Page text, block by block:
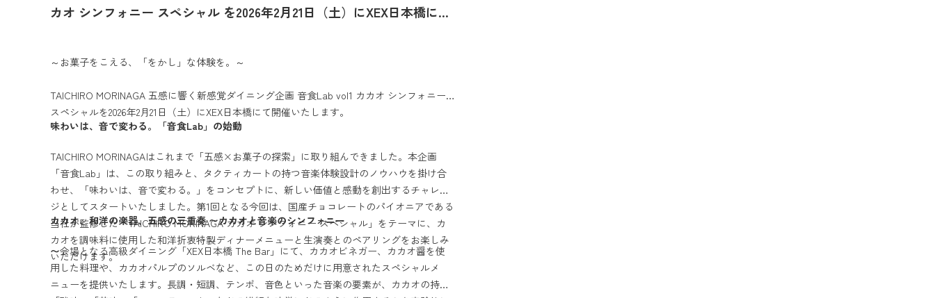
カオ シンフォニー スペシャル を2026年2月21日（土）にXEX日本橋にて
～お菓子をこえる、「をかし」な体験を。～
TAICHIRO MORINAGA 五感に響く新感覚ダイニング企画 音食Lab vol1 カカオ シンフォニー
スペシャルを2026年2月21日（土）にXEX日本橋にて開催いたします。
味わいは、音で変わる。「音食Lab」の始動
TAICHIRO MORINAGAはこれまで「五感×お菓子の探索」に取り組んできました。本企画
「音食Lab」は、この取り組みと、タクティカートの持つ音楽体験設計のノウハウを掛け合
わせ、「味わいは、音で変わる。」をコンセプトに、新しい価値と感動を創出するチャレン
ジとしてスタートいたしました。第1回となる今回は、国産チョコレートのパイオニアである
当社が監修した「TAICHIRO MORINAGA カカオ シンフォニー スペシャル」をテーマに、カ
カオを調味料に使用した和洋折衷特製ディナーメニューと生演奏とのペアリングをお楽しみ
いただけます。
カカオ、和洋の楽器、五感の三重奏 〜カカオと音楽のシンフォニー
〜会場となる高級ダイニング「XEX日本橋 The Bar」にて、カカオビネガー、カカオ醤を使
用した料理や、カカオパルプのソルベなど、この日のためだけに用意されたスペシャルメ
ニューを提供いたします。長調・短調、テンポ、音色といった音楽の要素が、カカオの持つ